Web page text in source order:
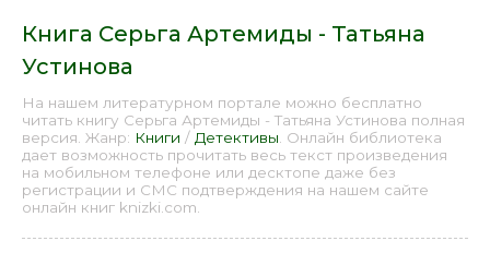
Книга Серьга Артемиды - Татьяна
Устинова
На нашем литературном портале можно бесплатно
читать книгу Серьга Артемиды - Татьяна Устинова полная
версия. Жанр: Книги / Детективы . Онлайн библиотека
дает возможность прочитать весь текст произведения
на мобильном телефоне или десктопе даже без
регистрации и СМС подтверждения на нашем сайте
онлайн книг knizki.com.